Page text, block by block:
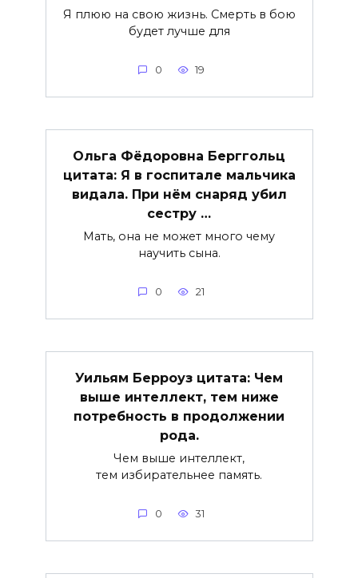
Я плюю на свою жизнь. Смерть в бою
будет лучше для
0 19
Ольга Фёдоровна Берггольц
цитата: Я в госпитале мальчика
видала. При нём снаряд убил
сестру …
Мать, она не может много чему
научить сына.
0 21
Уильям Берроуз цитата: Чем
выше интеллект, тем ниже
потребность в продолжении
рода.
Чем выше интеллект,
тем избирательнее память.
0 31